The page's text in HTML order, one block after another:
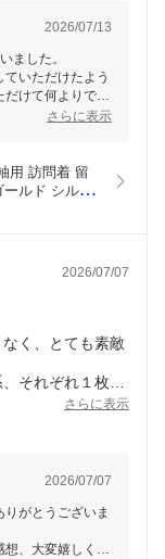
2026/07/13
ました。
いただけたよう
だけて何よりで
いませ。またの
さらに表示
用 訪問着 留
ルド シルバ
2026/07/07
く、とても素敵
それぞれ１枚ず
さらに表示
2026/07/07
がとうございま
想、大変嬉しく拝